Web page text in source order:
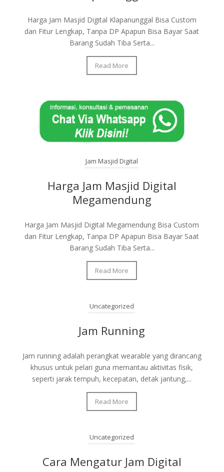
Harga Jam Masjid Digital Klapanunggal Bisa Custom
dan Fitur Lengkap, Tanpa DP Apapun Bisa Bayar Saat
Barang Sudah Tiba Serta...
Read More
Jam Masjid Digital
Harga Jam Masjid Digital
Megamendung
Harga Jam Masjid Digital Megamendung Bisa Custom
dan Fitur Lengkap, Tanpa DP Apapun Bisa Bayar Saat
Barang Sudah Tiba Serta...
Read More
Uncategorized
Jam Running
Jam running adalah perangkat wearable yang dirancang
khusus untuk pelari guna memantau aktivitas fisik,
seperti jarak tempuh, kecepatan, detak jantung,...
Read More
Uncategorized
Cara Mengatur Jam Digital